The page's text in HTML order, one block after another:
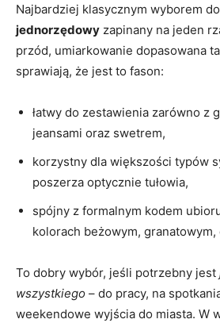
Najbardziej klasycznym wyborem
jednorzędowy zapinany na jeden
przód, umiarkowanie dopasowana
sprawiają, że jest to fason:
łatwy do zestawienia zarówno z
jeansami oraz swetrem,
korzystny dla większości typów
poszerza optycznie tułowia,
spójny z formalnym kodem
kolorach beżowym,
To dobry wybór, jeśli potrzebny jest
wszystkiego – do pracy, na
weekendowe wyjścia do miasta. W